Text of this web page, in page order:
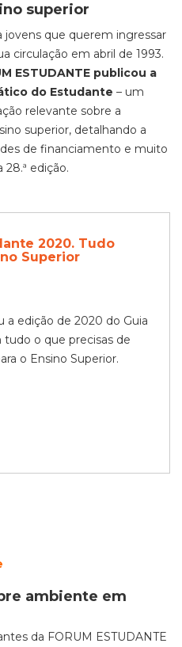
superior
jovens que querem ingressar
circulação em abril de 1993.
ESTUDANTE publicou a
do Estudante – um
relevante sobre a
superior, detalhando a
de financiamento e muito
28.ª edição.
2020. Tudo
Superior
a edição de 2020 do Guia
o que precisas de
o Ensino Superior.
ambiente em
da FORUM ESTUDANTE